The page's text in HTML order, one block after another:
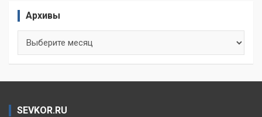
Архивы
SEVKOR.RU